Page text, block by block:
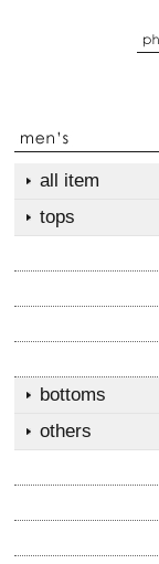
all item
tops
bottoms
others